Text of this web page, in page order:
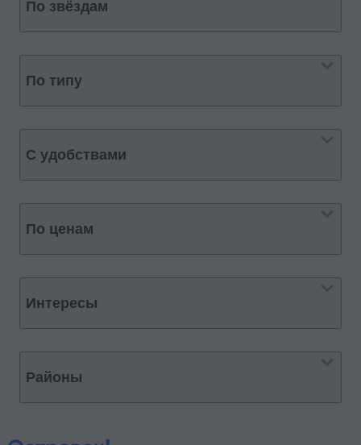
По звёздам
По типу
С удобствами
По ценам
Интересы
Районы